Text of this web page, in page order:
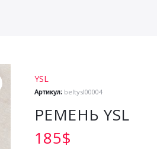
Артикул: beltysl00004
РЕМЕНЬ YSL
185$
YSL